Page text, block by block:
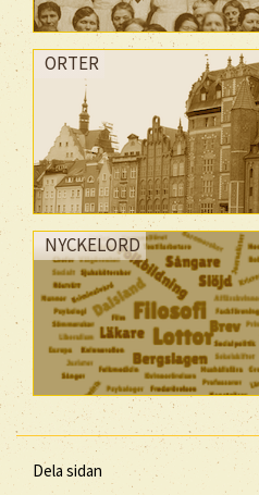
ORTER
NYCKELORD
Dela sidan